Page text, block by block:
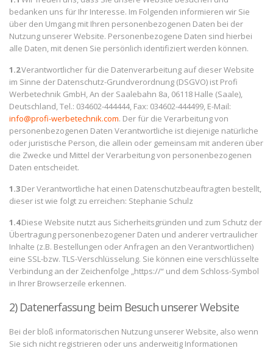
Zubehör
bedanken uns für Ihr Interesse. Im Folgenden informieren wir Sie
über den Umgang mit Ihren personenbezogenen Daten bei der
Nutzung unserer Website. Personenbezogene Daten sind hierbei
alle Daten, mit denen Sie persönlich identifiziert werden können.
1.2Verantwortlicher für die Datenverarbeitung auf dieser Website
im Sinne der Datenschutz-Grundverordnung (DSGVO) ist Profi
Werbetechnik GmbH, An der Saalebahn 8a, 06118 Halle (Saale),
Deutschland, Tel.: 034602-444444, Fax: 034602-444499, E-Mail:
info@profi-werbetechnik.com. Der für die Verarbeitung von
personenbezogenen Daten Verantwortliche ist diejenige natürliche
oder juristische Person, die allein oder gemeinsam mit anderen über
die Zwecke und Mittel der Verarbeitung von personenbezogenen
Daten entscheidet.
1.3Der Verantwortliche hat einen Datenschutzbeauftragten bestellt,
dieser ist wie folgt zu erreichen: Stephanie Schulz
1.4Diese Website nutzt aus Sicherheitsgründen und zum Schutz der
Übertragung personenbezogener Daten und anderer vertraulicher
Inhalte (z.B. Bestellungen oder Anfragen an den Verantwortlichen)
eine SSL-bzw. TLS-Verschlüsselung. Sie können eine verschlüsselte
Verbindung an der Zeichenfolge „https://“ und dem Schloss-Symbol
in Ihrer Browserzeile erkennen.
2) Datenerfassung beim Besuch unserer Website
Bei der bloß informatorischen Nutzung unserer Website, also wenn
Sie sich nicht registrieren oder uns anderweitig Informationen